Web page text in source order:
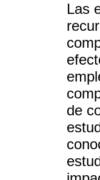
Las
de